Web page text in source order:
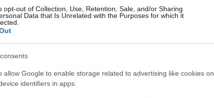
opt-out of Collection, Use, Retention, Sale, and/or Sharing
Data that Is Unrelated with the Purposes for which it
allow Google to enable storage related to advertising like cookies on
identifiers in apps.
rhywun yn
dros dro?
dros dro rhaid cynnal gwrandawiad gan is-
datganiad dros dro. Caiff roi datganiad gydag arwydd y